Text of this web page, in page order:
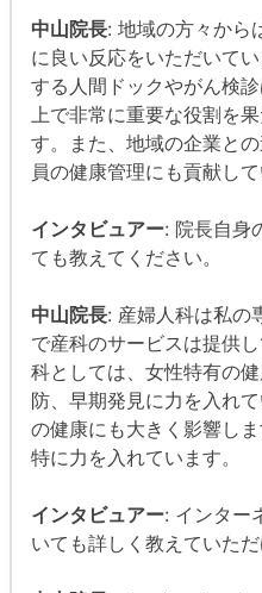
中山院長: 地域の方々から
に良い反応をいただいて
する人間ドックやがん検
上で非常に重要な役割を
す。また、地域の企業と
員の健康管理にも貢献して
インタビュアー: 院長自身
ても教えてください。
中山院長: 産婦人科は私の
で産科のサービスは提供
科としては、女性特有の
防、早期発見に力を入れ
の健康にも大きく影響し
特に力を入れています。
インタビュアー: インター
いても詳しく教えていた